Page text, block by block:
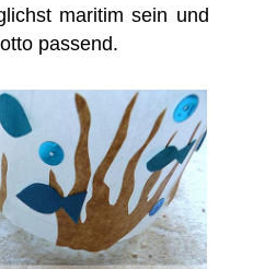
maritim sein und
passend.